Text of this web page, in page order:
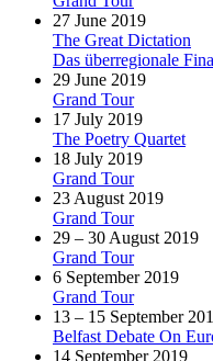
27 June 2019
The Great Dictation
Das überregionale
29 June 2019
Grand Tour
17 July 2019
The Poetry Quartet
18 July 2019
Grand Tour
23 August 2019
Grand Tour
29 – 30 August 2019
Grand Tour
6 September 2019
Grand Tour
13 – 15 September
Belfast Debate On
14 September 2019